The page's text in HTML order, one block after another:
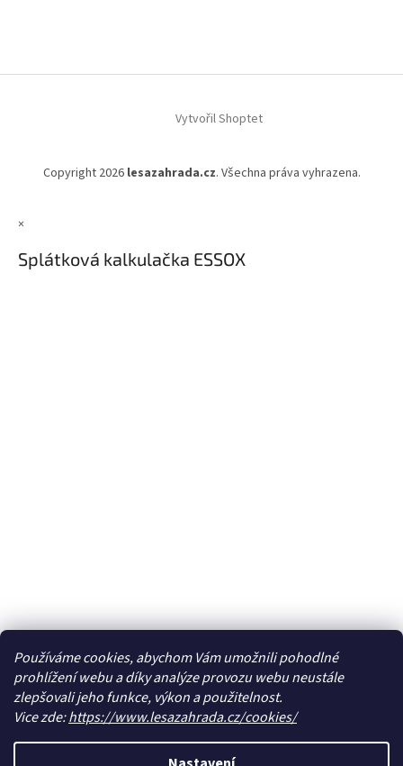
Používáme cookies, abychom Vám umožnili pohodlné
prohlížení webu a díky analýze provozu webu neustále
zlepšovali jeho funkce, výkon a použitelnost.
Vice zde:https://www.lesazahrada.cz/cookies/
Vytvořil Shoptet
Copyright 2026 lesazahrada.cz. Všechna práva vyhrazena.
×
Splátková kalkulačka ESSOX